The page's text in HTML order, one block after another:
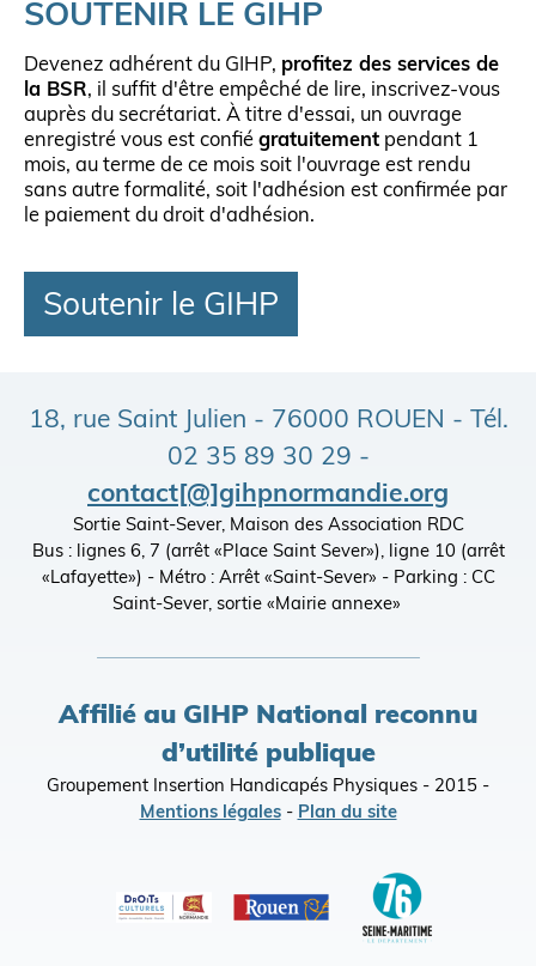
SOUTENIR LE GIHP
Devenez adhérent du GIHP, profitez des services de
la BSR, il suffit d'être empêché de lire, inscrivez-vous
auprès du secrétariat. À titre d'essai, un ouvrage
enregistré vous est confié gratuitement pendant 1
mois, au terme de ce mois soit l'ouvrage est rendu
sans autre formalité, soit l'adhésion est confirmée par
le paiement du droit d'adhésion.
Soutenir le GIHP
18, rue Saint Julien - 76000 ROUEN - Tél.
02 35 89 30 29 -
contact[@]gihpnormandie.org
Sortie Saint-Sever, Maison des Association RDC
Bus : lignes 6, 7 (arrêt «Place Saint Sever»), ligne 10 (arrêt
«Lafayette») - Métro : Arrêt «Saint-Sever» - Parking : CC
Saint-Sever, sortie «Mairie annexe»
Affilié au GIHP National reconnu
d’utilité publique
Groupement Insertion Handicapés Physiques - 2015 -
Mentions légales- Plan du site